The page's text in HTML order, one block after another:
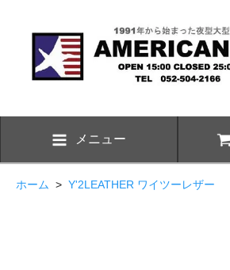
メニュー
ホーム > Y'2LEATHER ワイツーレザー